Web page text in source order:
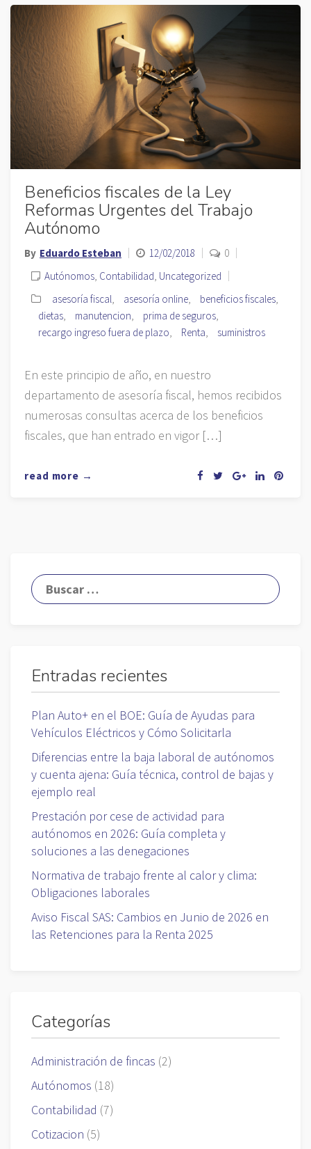
Beneficios fiscales de la Ley
Reformas Urgentes del Trabajo
Autónomo
By Eduardo Esteban 12/02/2018
0
Autónomos Contabilidad Uncategorized
asesoría fiscal
asesoría online beneficios fiscales
dietas
manutencion prima de seguros
recargo ingreso fuera de plazo
Renta suministros
En este principio de año, en nuestro
departamento de asesoría fiscal, hemos recibidos
numerosas consultas acerca de los beneficios
fiscales, que han entrado en vigor […]
read more →
Entradas recientes
Plan Auto+ en el BOE: Guía de Ayudas para
Vehículos Eléctricos y Cómo Solicitarla
Diferencias entre la baja laboral de autónomos
y cuenta ajena: Guía técnica, control de bajas y
ejemplo real
Prestación por cese de actividad para
autónomos en 2026: Guía completa y
soluciones a las denegaciones
Normativa de trabajo frente al calor y clima:
Obligaciones laborales
Aviso Fiscal SAS: Cambios en Junio de 2026 en
las Retenciones para la Renta 2025
Categorías
Administración de fincas (2)
Autónomos (18)
Contabilidad (7)
Cotizacion (5)